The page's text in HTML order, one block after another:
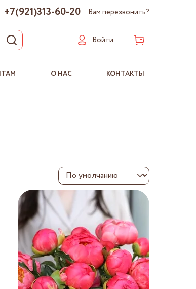
+7(921)313-60-20 Вам перезвонить?
Войти
О НАС КОНТАКТЫ